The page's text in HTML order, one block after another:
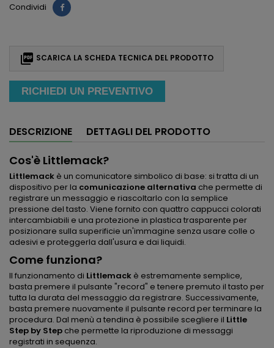
Condividi
 SCARICA LA SCHEDA TECNICA DEL PRODOTTO
RICHIEDI UN PREVENTIVO
DESCRIZIONE DETTAGLI DEL PRODOTTO
Cos'è Littlemack?
Littlemack è un comunicatore simbolico di base: si tratta di un
dispositivo per la comunicazione alternativa che permette di
registrare un messaggio e riascoltarlo con la semplice
pressione del tasto. Viene fornito con quattro cappucci colorati
intercambiabili e una protezione in plastica trasparente per
posizionare sulla superificie un'immagine senza usare colle o
adesivi e proteggerla dall'usura e dai liquidi.
Come funziona?
Il funzionamento di Littlemack è estremamente semplice,
basta premere il pulsante "record" e tenere premuto il tasto per
tutta la durata del messaggio da registrare. Successivamente,
basta premere nuovamente il pulsante record per terminare la
procedura. Dal menù a tendina è possibile scegliere il Little
Step by Step che permette la riproduzione di messaggi
registrati in sequenza.